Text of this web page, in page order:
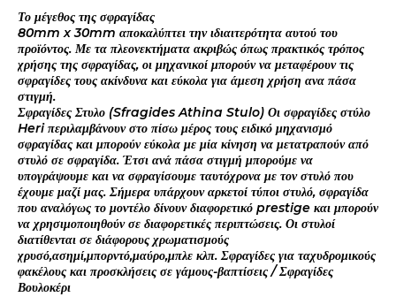
Το μέγεθος της σφραγίδας
80mm x 30mm αποκαλύπτει την ιδιαιτερότητα αυτού του
προϊόντος. Με τα πλεονεκτήματα ακριβώς όπως πρακτικός τρόπος
χρήσης της σφραγίδας, οι μηχανικοί μπορούν να μεταφέρουν τις
σφραγίδες τους ακίνδυνα και εύκολα για άμεση χρήση ανα πάσα
στιγμή.
Σφραγίδες Στυλο (Sfragides Athina Stulo) Οι σφραγίδες στύλο
Heri περιλαμβάνουν στο πίσω μέρος τους ειδικό μηχανισμό
σφραγίδας και μπορούν εύκολα με μία κίνηση να μετατραπούν από
στυλό σε σφραγίδα. Έτσι ανά πάσα στιγμή μπορούμε να
υπογράψουμε και να σφραγίσουμε ταυτόχρονα με τον στυλό που
έχουμε μαζί μας. Σήμερα υπάρχουν αρκετοί τύποι στυλό, σφραγίδα
που αναλόγως το μοντέλο δίνουν διαφορετικό prestige και μπορούν
να χρησιμοποιηθούν σε διαφορετικές περιπτώσεις. Οι στυλοί
διατίθενται σε διάφορους χρωματισμούς
χρυσό,ασημί,μπορντό,μαύρο,μπλε κλπ. Σφραγίδες για ταχυδρομικούς
φακέλους και προσκλήσεις σε γάμους-βαπτίσεις / Σφραγίδες
Βουλοκέρι